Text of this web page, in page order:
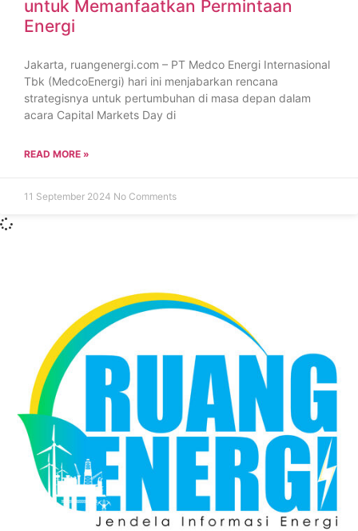
untuk Memanfaatkan Permintaan
Energi
Jakarta, ruangenergi.com – PT Medco Energi Internasional
Tbk (MedcoEnergi) hari ini menjabarkan rencana
strategisnya untuk pertumbuhan di masa depan dalam
acara Capital Markets Day di
READ MORE »
11 September 2024 No Comments